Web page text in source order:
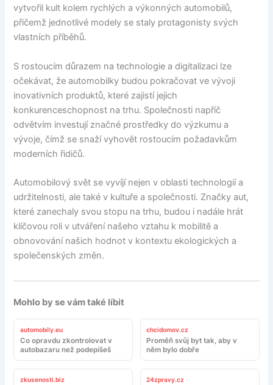
vytvořil kult kolem rychlých a výkonných automobilů,
přičemž jednotlivé modely se staly protagonisty svých
vlastních příběhů.
S rostoucím důrazem na technologie a digitalizaci lze
očekávat, že automobilky budou pokračovat ve vývoji
inovativních produktů, které zajistí jejich
konkurenceschopnost na trhu. Společnosti napříč
odvětvím investují značné prostředky do výzkumu a
vývoje, čímž se snaží vyhovět rostoucím požadavkům
moderních řidičů.
Automobilový svět se vyvíjí nejen v oblasti technologií a
udržitelnosti, ale také v kultuře a společnosti. Značky aut,
které zanechaly svou stopu na trhu, budou i nadále hrát
klíčovou roli v utváření našeho vztahu k mobilitě a
obnovování našich hodnot v kontextu ekologických a
společenských změn.
Mohlo by se vám také líbit
automobily.eu
Co opravdu zkontrolovat v
autobazaru než podepíšeš
chcidomov.cz
Proměň svůj byt tak, aby v
něm bylo dobře
zkusenosti.biz 24zpravy.cz